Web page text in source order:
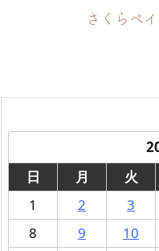
さくらペ
日
月 火
1
2 3
8
9 10